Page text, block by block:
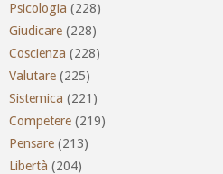
Psicologia (228)
Giudicare (228)
Coscienza (228)
Valutare (225)
Sistemica (221)
Competere (219)
Pensare (213)
Libertà (204)